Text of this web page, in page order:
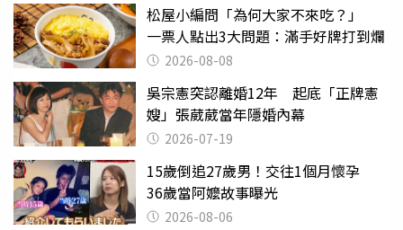
松屋小編問「為何大家不來吃？」
一票人點出3大問題：滿手好牌打到爛
2026-08-08
吳宗憲突認離婚12年 起底「正牌憲
嫂」張葳葳當年隱婚內幕
2026-07-19
15歲倒追27歲男！交往1個月懷孕
36歲當阿嬤故事曝光
2026-08-06